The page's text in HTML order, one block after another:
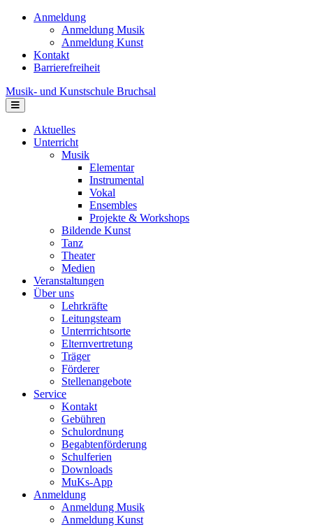
Anmeldung
Anmeldung Musik
Anmeldung Kunst
Kontakt
Barrierefreiheit
Musik- und Kunstschule Bruchsal
Navigation
Aktuelles
Unterricht
Musik
Elementar
Instrumental
Vokal
Ensembles
Projekte & Workshops
Bildende Kunst
Tanz
Theater
Medien
Veranstaltungen
Über uns
Lehrkräfte
Leitungsteam
Unterrrichtsorte
Elternvertretung
Träger
Förderer
Stellenangebote
Service
Kontakt
Gebühren
Schulordnung
Begabtenförderung
Schulferien
Downloads
MuKs-App
Anmeldung
Anmeldung Musik
Anmeldung Kunst